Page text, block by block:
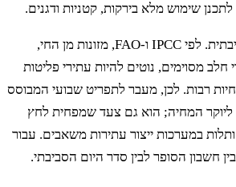
שימוש מלא בירקות, קטניות ודגנים.
יש כאן גם משמעות סביבתית. לפי IPCC ו-FAO, מזונות מן החי,
נוטים להיות עתירי פליטות
לכן, מעבר לתפריט שבועי המבוסס
המחיה; הוא גם צעד שמפחית לחץ
ייצור עתירות משאבים. עבור
הסופר לבין סדר היום הסביבתי.